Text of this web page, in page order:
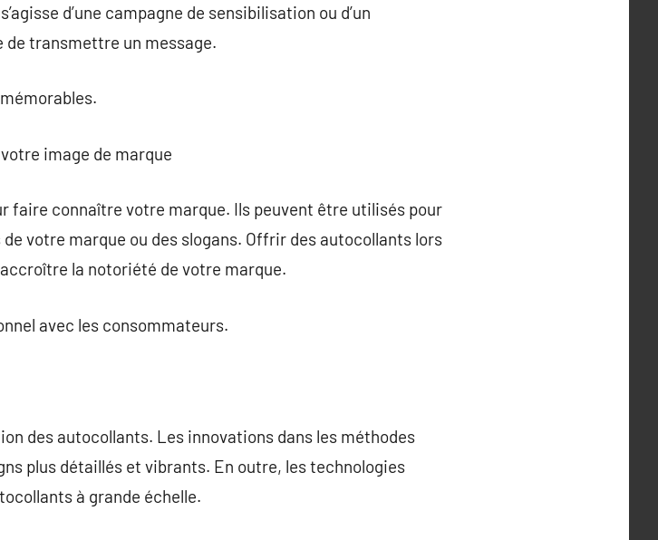
d’une campagne de sensibilisation ou d’un
transmettre un message.
image de marque
connaître votre marque. Ils peuvent être utilisés pour
votre marque ou des slogans. Offrir des autocollants lors
la notoriété de votre marque.
avec les consommateurs.
des autocollants. Les innovations dans les méthodes
plus détaillés et vibrants. En outre, les technologies
à grande échelle.